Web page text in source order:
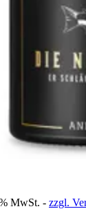
MwSt. - zzgl.